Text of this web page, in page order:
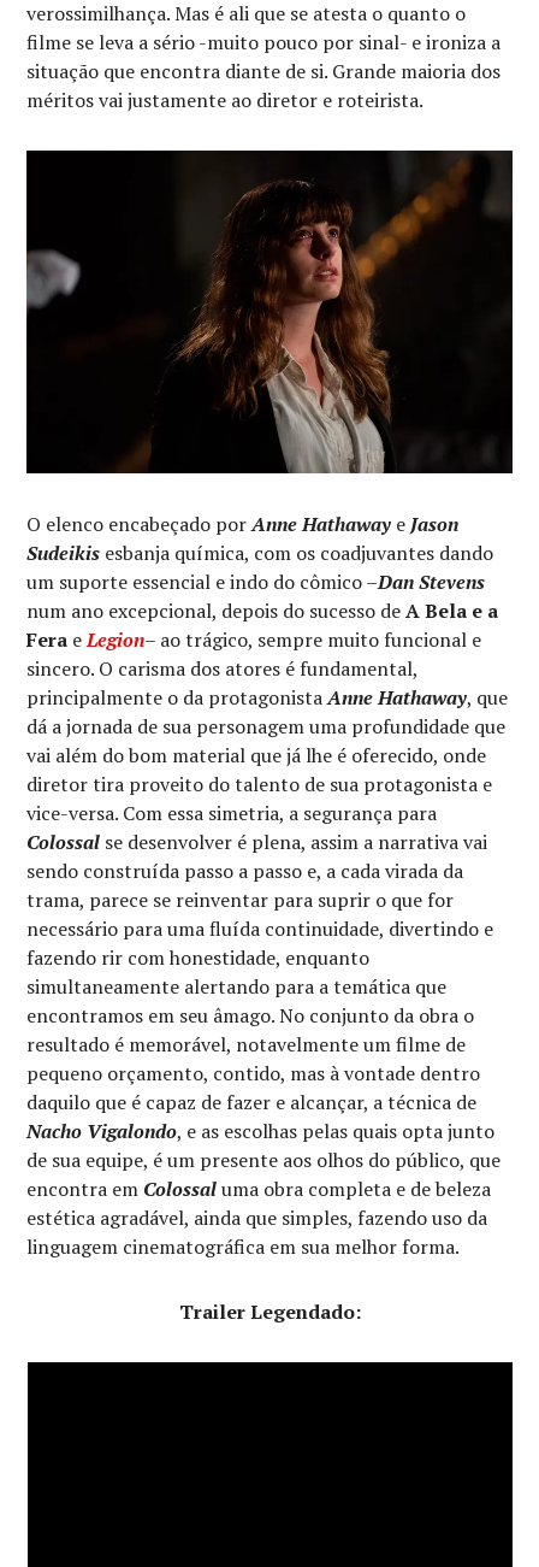
verossimilhança. Mas é ali que se atesta o quanto o
filme se leva a sério -muito pouco por sinal- e ironiza a
situação que encontra diante de si. Grande maioria dos
méritos vai justamente ao diretor e roteirista.
O elenco encabeçado porAnne Hathaway e Jason
Sudeikis esbanja química, com os coadjuvantes dando
um suporte essencial e indo do cômico –Dan Stevens
num ano excepcional, depois do sucesso deA Bela e a
Fera eLegion– ao trágico, sempre muito funcional e
sincero. O carisma dos atores é fundamental,
principalmente o da protagonistaAnne Hathaway, que
dá a jornada de sua personagem uma profundidade que
vai além do bom material que já lhe é oferecido, onde
diretor tira proveito do talento de sua protagonista e
vice-versa. Com essa simetria, a segurança para
Colossal se desenvolver é plena, assim a narrativa vai
sendo construída passo a passo e, a cada virada da
trama, parece se reinventar para suprir o que for
necessário para uma fluída continuidade, divertindo e
fazendo rir com honestidade, enquanto
simultaneamente alertando para a temática que
encontramos em seu âmago. No conjunto da obra o
resultado é memorável, notavelmente um filme de
pequeno orçamento, contido, mas à vontade dentro
daquilo que é capaz de fazer e alcançar, a técnica de
Nacho Vigalondo, e as escolhas pelas quais opta junto
de sua equipe, é um presente aos olhos do público, que
encontra em Colossaluma obra completa e de beleza
estética agradável, ainda que simples, fazendo uso da
linguagem cinematográfica em sua melhor forma.
Trailer Legendado: